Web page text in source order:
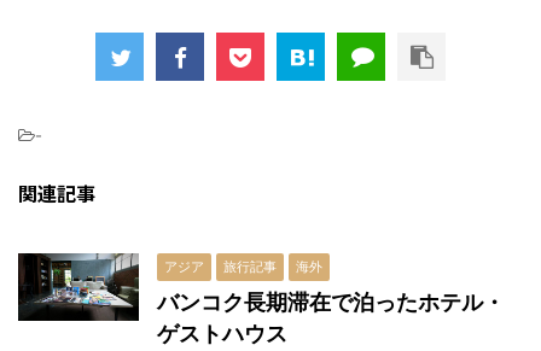
o
k
itt
er
e
n
e s
s
er
-
関連記事
アジア 旅行記事 海外
バンコク長期滞在で泊ったホテル・
ゲストハウス